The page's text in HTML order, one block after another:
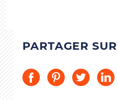
PARTAGER SUR